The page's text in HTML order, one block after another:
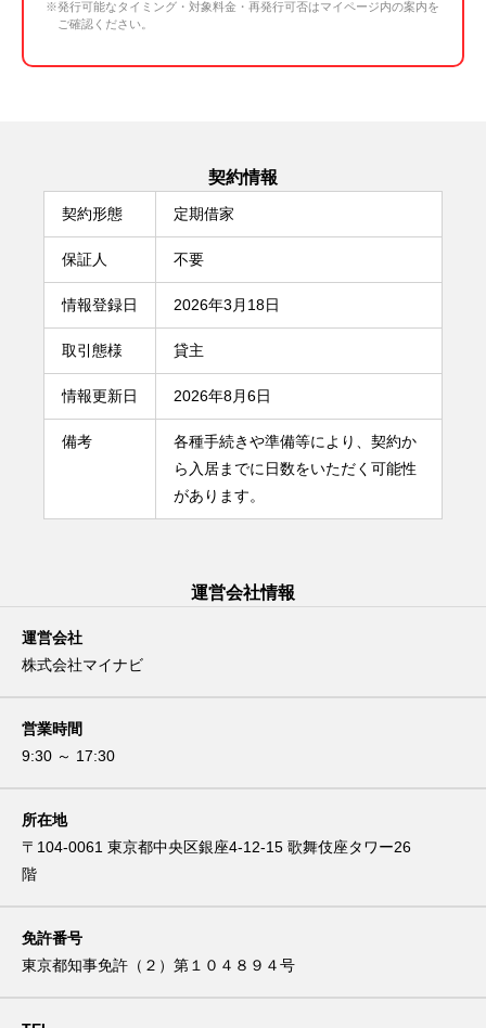
※発行可能なタイミング・対象料金・再発行可否はマイページ内の案内を
ご確認ください。
契約情報
契約形態 定期借家
保証人 不要
情報登録日 2026年3月18日
取引態様 貸主
情報更新日 2026年8月6日
備考
各種手続きや準備等により、契約か
ら入居までに日数をいただく可能性
があります。
運営会社情報
運営会社
株式会社マイナビ
営業時間
9:30 ～ 17:30
所在地
〒104-0061 東京都中央区銀座4-12-15 歌舞伎座タワー26
階
免許番号
東京都知事免許（２）第１０４８９４号